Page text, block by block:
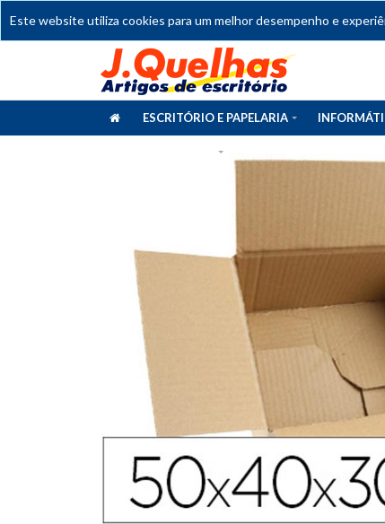
Este website utiliza cookies para um melhor desempenho e
ESCRITÓRIO E PAPELARIA